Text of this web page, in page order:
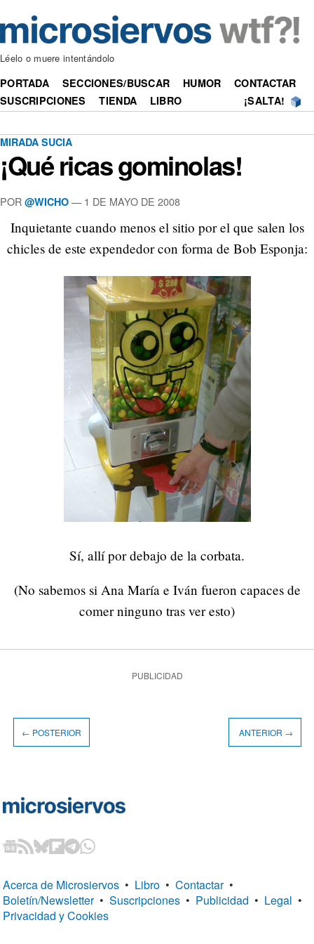
Léelo o muere intentándolo
PORTADA SECCIONES/BUSCAR HUMOR
CONTACTAR
SUSCRIPCIONES
TIENDA LIBRO ¡SALTA!
MIRADA SUCIA
¡Qué ricas gominolas!
POR @WICHO —1 DE MAYO DE 2008
Inquietante cuando menos el sitio por el que salen los
chicles de este expendedor con forma de Bob Esponja:
Sí, allí por debajo de la corbata.
(No sabemos si Ana María e Iván fueron capaces de
comer ninguno tras ver esto)
PUBLICIDAD
← POSTERIOR ANTERIOR →
Acerca de Microsiervos • Libro • Contactar •
Boletín/Newsletter • Suscripciones • Publicidad • Legal •
Privacidad y Cookies